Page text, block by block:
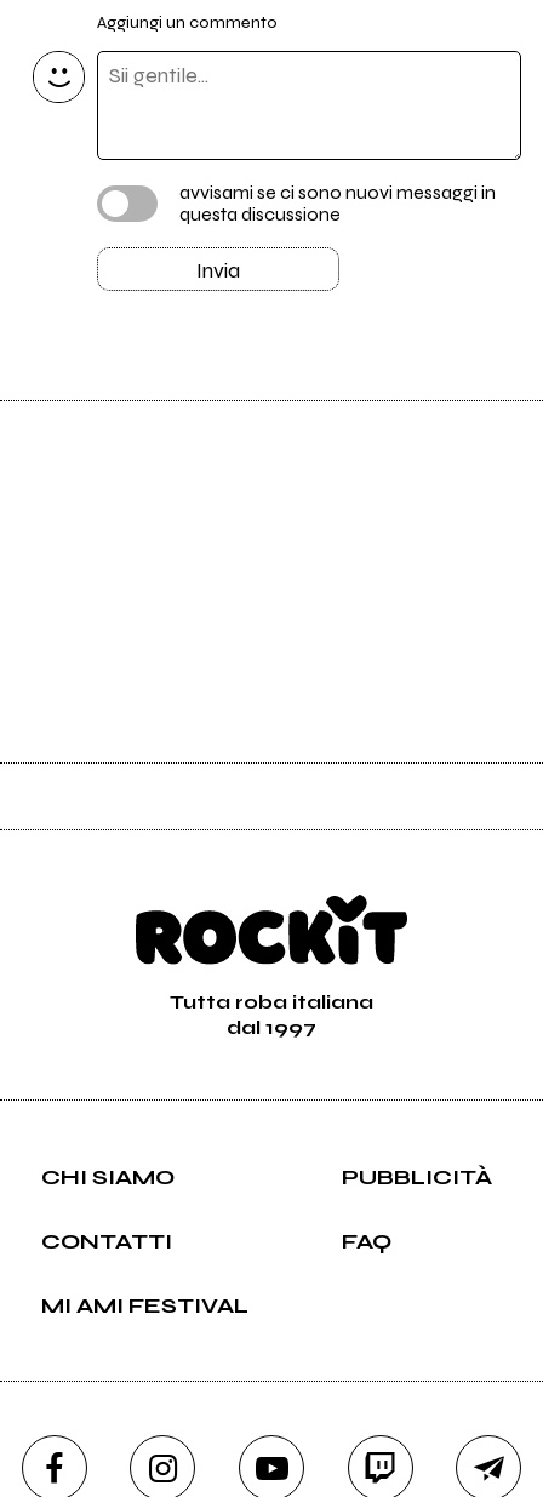
Aggiungi un commento
avvisami se ci sono nuovi messaggi in
questa discussione
Invia
Tutta roba italiana
dal 1997
CHI SIAMO PUBBLICITÀ
CONTATTI FAQ
MI AMI FESTIVAL